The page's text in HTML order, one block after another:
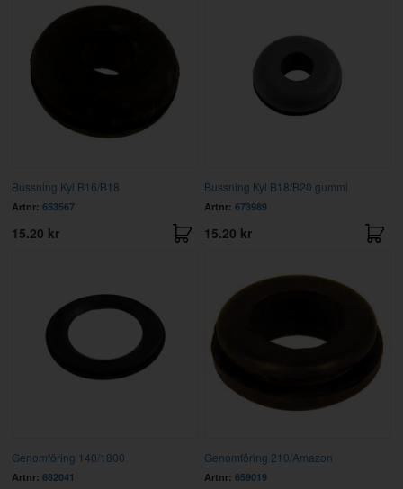
Bussning Kyl B16/B18
Artnr: 653567
15.20 kr
Bussning Kyl B18/B20 gummi
Artnr: 673989
15.20 kr
Genomföring 140/1800
Artnr: 682041
Genomföring 210/Amazon
Artnr: 659019